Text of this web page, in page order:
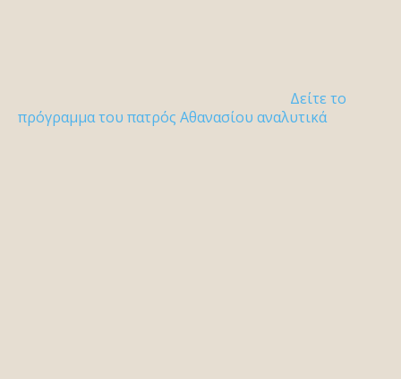
Δείτε το
πρόγραμμα του πατρός Αθανασίου αναλυτικά